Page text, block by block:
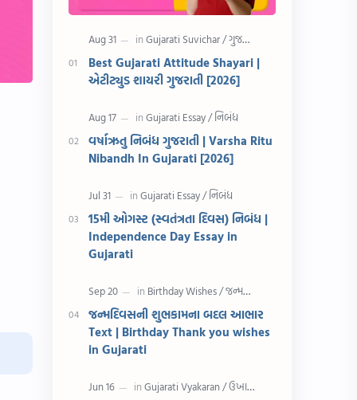
Information ગુજરાતી શબ્દો
CET ગુજરાતી સૂત્ર
ચાલીસા 15મી ઓગસ્ટ
દિવાળી સમાનાર્થી શબ્દો
સ્પીચ ગુજરાતી
રક્ષાબંધન 26 જાન્યુઆરી
શિક્ષક દિવસ ઉત્તરાયણ
કહેવતો
Gujarati Speech
Best Gujarati Attitude Shayari |
એટીટ્યુડ શાયરી ગુજરાતી [2026]
વર્ષાઋતુ નિબંધ ગુજરાતી | Varsha Ritu
Nibandh In Gujarati [2026]
15મી ઓગસ્ટ (સ્વતંત્રતા દિવસ) નિબંધ |
Independence Day Essay in
Gujarati
જન્મદિવસની શુભકામના બદલ આભાર
Text | Birthday Thank you wishes
in Gujarati